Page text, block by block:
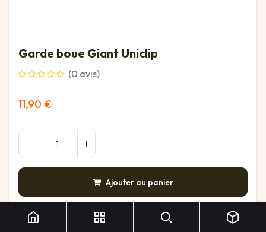
Garde boue Giant Uniclip
(0 avis)
11,90 €
Ajouter au panier
AJOUTER À LA LISTE DE SOUHAITS